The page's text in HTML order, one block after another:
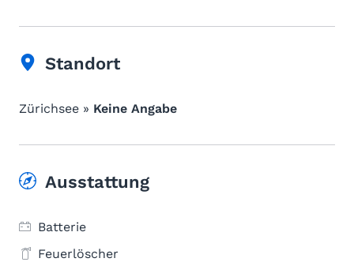
Standort
Zürichsee » Keine Angabe
Ausstattung
Batterie
Feuerlöscher